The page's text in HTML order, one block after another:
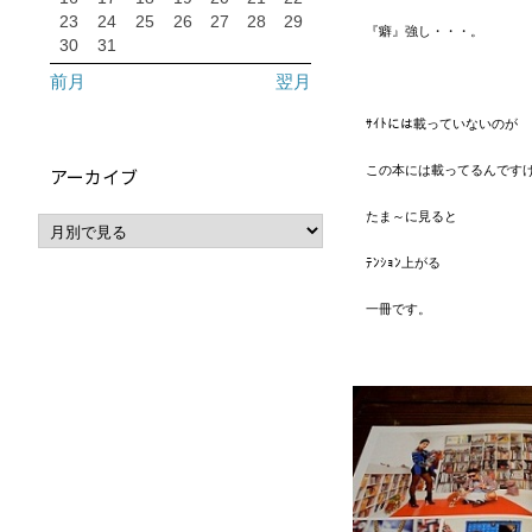
『癖』強し・・・。
ｻｲﾄには載っていないのが
この本には載ってるんです
たま～に見ると
ﾃﾝｼｮﾝ上がる
一冊です。
23
24 25 26 27 28
29
30
31
前月 翌月
アーカイブ